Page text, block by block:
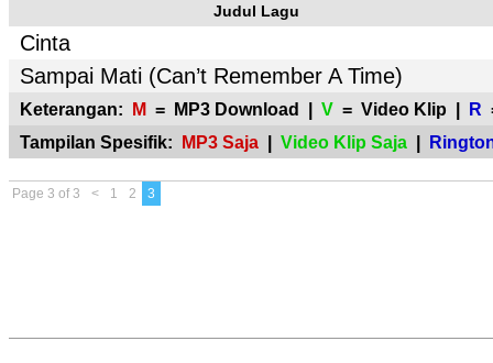
Judul Lagu
Cinta
Sampai Mati (Can’t Remember A Time)
Keterangan: M = MP3 Download | V = Video Klip | R
Tampilan Spesifik: MP3 Saja | Video Klip Saja |
Page 3 of 3 < 1 2 3